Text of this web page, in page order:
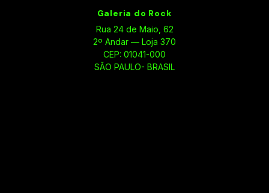
Galeria do Rock
Rua 24 de Maio, 62
2º Andar — Loja 370
CEP: 01041-000
SÃO PAULO- BRASIL